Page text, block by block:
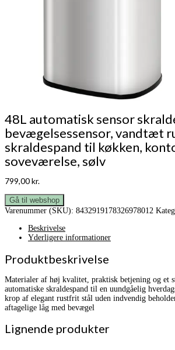
48L automatisk sensor
bevægelsessensor, vandtæt
skraldespand til køkken,
soveværelse, sølv
799,00kr.
Gå til webshop
Varenummer (SKU): 8432919178326978012
Beskrivelse
Yderligere informationer
Produktbeskrivelse
Materialer af høj kvalitet, praktisk betjening og et
automatiske skraldespand til en uundgåelig
krop af elegant rustfrit stål uden indvendig
aftagelige låg med bevægel
Lignende produkter